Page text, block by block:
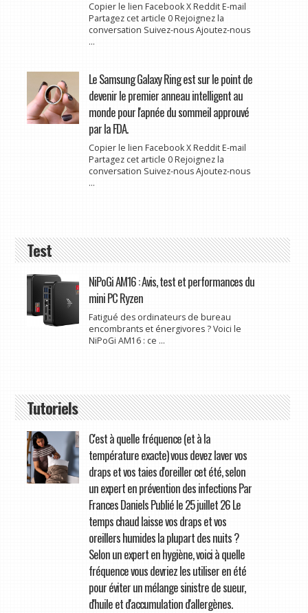
Copier le lien Facebook X Reddit E-mail
Partagez cet article 0 Rejoignez la
conversation Suivez-nous Ajoutez-nous
...
Le Samsung Galaxy Ring est sur le point de
devenir le premier anneau intelligent au
monde pour l'apnée du sommeil approuvé
par la FDA.
Copier le lien Facebook X Reddit E-mail
Partagez cet article 0 Rejoignez la
conversation Suivez-nous Ajoutez-nous
...
Test
NiPoGi AM16 : Avis, test et performances du
mini PC Ryzen
Fatigué des ordinateurs de bureau
encombrants et énergivores ? Voici le
NiPoGi AM16 : ce ...
Tutoriels
C'est à quelle fréquence (et à la
température exacte) vous devez laver vos
draps et vos taies d'oreiller cet été, selon
un expert en prévention des infections Par
Frances Daniels Publié le 25 juillet 26 Le
temps chaud laisse vos draps et vos
oreillers humides la plupart des nuits ?
Selon un expert en hygiène, voici à quelle
fréquence vous devriez les utiliser en été
pour éviter un mélange sinistre de sueur,
d'huile et d'accumulation d'allergènes.